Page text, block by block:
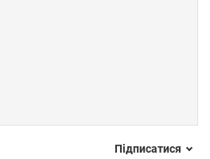
Підписатися